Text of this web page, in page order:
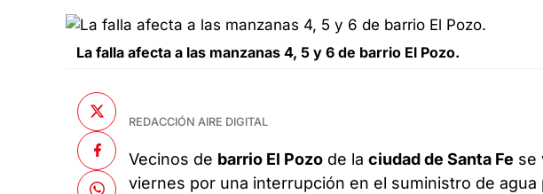
La falla afecta a las manzanas 4, 5 y 6 de barrio El Pozo.
REDACCIÓN AIRE DIGITAL
Vecinos de barrio El Pozo de laciudad de Santa Fe se
viernes por una interrupción en el suministro de agua